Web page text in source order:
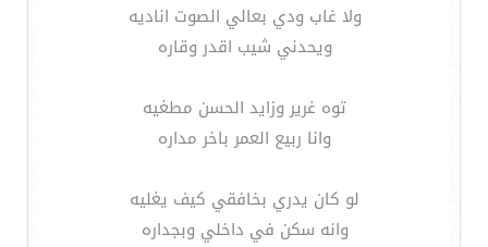
ولا غاب ودي بعالي الصوت اناديه
ويحدني شيب اقدر وقاره
توه غرير وزايد الحسن مطغيه
وانا ربيع العمر باخر مداره
لو كان يدري بخافقي كيف يغليه
وانه سكن في داخلي وبجداره